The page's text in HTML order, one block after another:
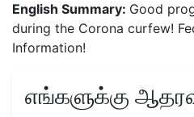
English Summary: Good
during the Corona curfew!
Information!
எங்களுக்கு